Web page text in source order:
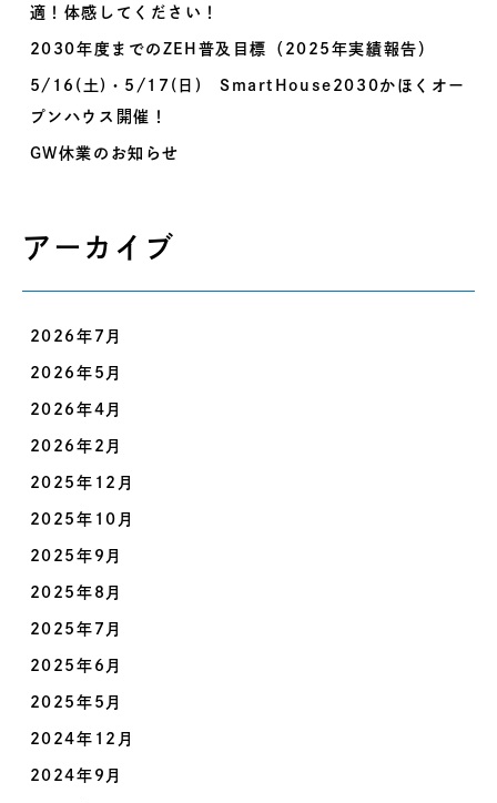
適！体感してください！
2030年度までのZEH普及目標（2025年実績報告）
5/16(土)・5/17(日) SmartHouse2030かほくオー
プンハウス開催！
GW休業のお知らせ
アーカイブ
2026年7月
2026年5月
2026年4月
2026年2月
2025年12月
2025年10月
2025年9月
2025年8月
2025年7月
2025年6月
2025年5月
2024年12月
2024年9月